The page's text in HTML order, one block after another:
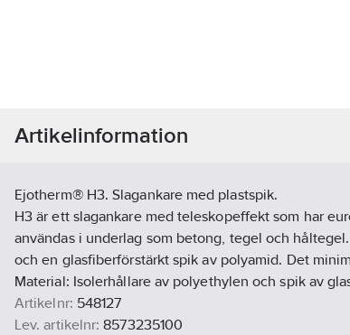
Artikelinformation
Ejotherm® H3. Slagankare med plastspik.
H3 är ett slagankare med teleskopeffekt som har
användas i underlag som betong, tegel och
och en glasfiberförstärkt spik av polyamid. Det
Material: Isolerhållare av polyethylen och spik av
Artikelnr: 548127
Lev. artikelnr: 8573235100